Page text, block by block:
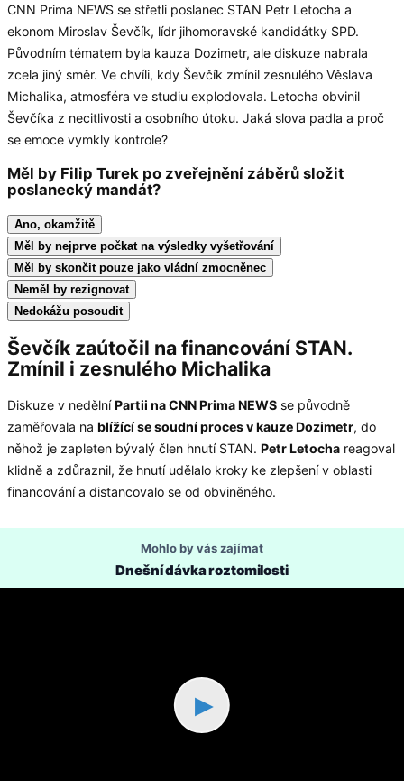
CNN Prima NEWS se střetli poslanec STAN Petr Letocha a
ekonom Miroslav Ševčík, lídr jihomoravské kandidátky SPD.
Původním tématem byla kauza Dozimetr, ale diskuze nabrala
zcela jiný směr. Ve chvíli, kdy Ševčík zmínil zesnulého Věslava
Michalika, atmosféra ve studiu explodovala. Letocha obvinil
Ševčíka z necitlivosti a osobního útoku. Jaká slova padla a proč
se emoce vymkly kontrole?
Měl by Filip Turek po zveřejnění záběrů složit
poslanecký mandát?
Ano, okamžitě
Měl by nejprve počkat na výsledky vyšetřování
Měl by skončit pouze jako vládní zmocněnec
Neměl by rezignovat
Nedokážu posoudit
Ševčík zaútočil na financování STAN.
Zmínil i zesnulého Michalika
Diskuze v nedělníPartii na CNN Prima NEWS se původně
zaměřovala na blížící se soudní proces v kauze Dozimetr, do
něhož je zapleten bývalý člen hnutí STAN. Petr Letocha reagoval
klidně a zdůraznil, že hnutí udělalo kroky ke zlepšení v oblasti
financování a distancovalo se od obviněného.
Mohlo by vás zajímat
Dnešní dávka roztomilosti
▶